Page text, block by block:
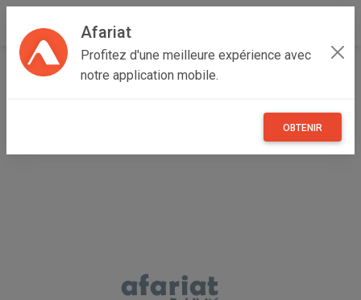
Afariat
Profitez d'une meilleure expérience avec
notre application mobile.
OBTENIR
Accueil Maisons et enfants Grand Tunis